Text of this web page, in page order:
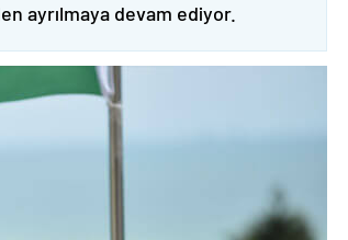
ayrılmaya devam ediyor.